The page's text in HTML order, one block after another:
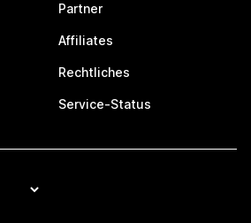
Partner
Affiliates
Rechtliches
Service-Status